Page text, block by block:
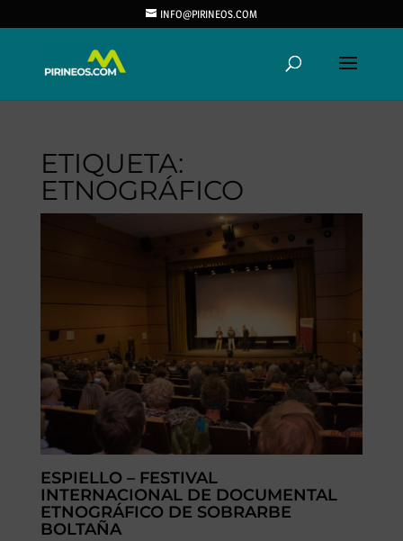
INFO@PIRINEOS.COM
ETIQUETA:
ETNOGRÁFICO
ESPIELLO – FESTIVAL
INTERNACIONAL DE DOCUMENTAL
ETNOGRÁFICO DE SOBRARBE
BOLTAÑA